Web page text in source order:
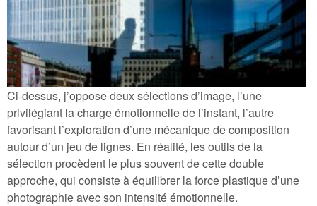
Ci-dessus, j’oppose deux sélections d’image, l’une
privilégiant la charge émotionnelle de l’instant, l’autre
favorisant l’exploration d’une mécanique de composition
autour d’un jeu de lignes. En réalité, les outils de la
sélection procèdent le plus souvent de cette double
approche, qui consiste à équilibrer la force plastique d’une
photographie avec son intensité émotionnelle.